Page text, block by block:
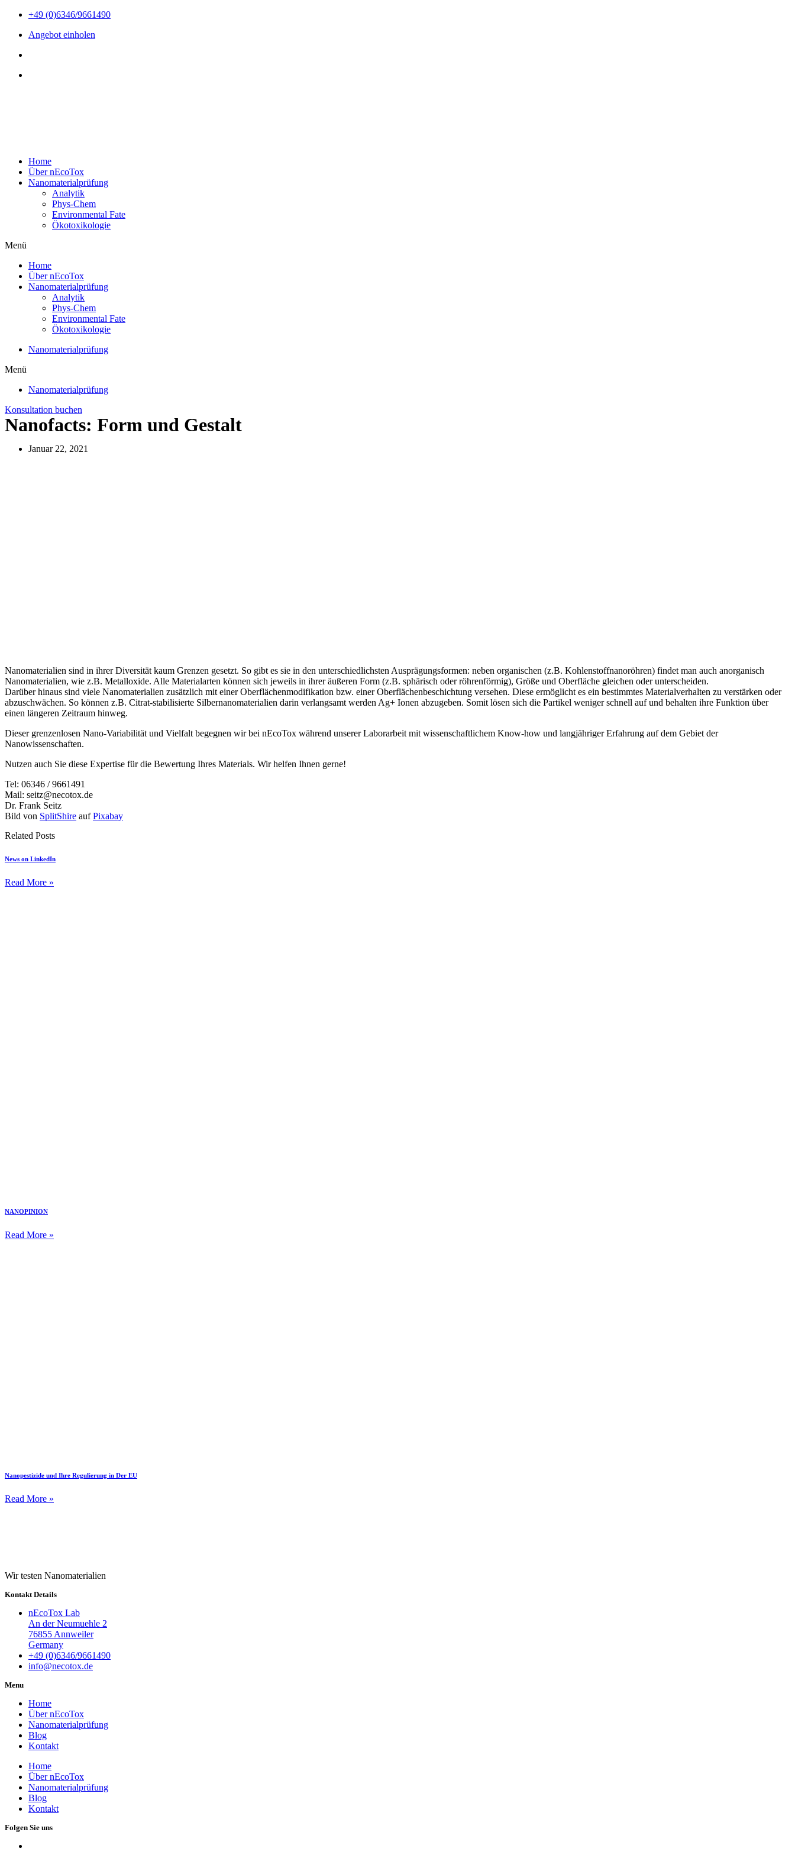
Zum
wechseln
+49 (0)6346/9661490
Angebot einholen
Home
Über nEcoTox
Nanomaterialprüfung
Analytik
Phys-Chem
Environmental Fate
Ökotoxikologie
Menü
Home
Über nEcoTox
Nanomaterialprüfung
Analytik
Phys-Chem
Environmental Fate
Ökotoxikologie
Nanomaterialprüfung
Menü
Nanomaterialprüfung
Konsultation buchen
Nanofacts: Form und Gestalt
Januar 22, 2021
Nanomaterialien sind in ihrer Diversität kaum Grenzen gesetzt. So gibt es sie in den unterschiedlichsten Ausprägungsformen: neben organischen (z.B. Kohlenstoffnanoröhren) findet man auch anorganisch
Nanomaterialien, wie z.B. Metalloxide. Alle Materialarten können sich jeweils in ihrer äußeren Form (z.B. sphärisch oder röhrenförmig), Größe und Oberfläche gleichen oder unterscheiden.
Darüber hinaus sind viele Nanomaterialien zusätzlich mit einer Oberflächenmodifikation bzw. einer Oberflächenbeschichtung versehen. Diese ermöglicht es ein bestimmtes Materialverhalten zu verstärken oder
abzuschwächen. So können z.B. Citrat-stabilisierte Silbernanomaterialien darin verlangsamt werden Ag+ Ionen abzugeben. Somit lösen sich die Partikel weniger schnell auf und behalten ihre Funktion über
einen längeren Zeitraum hinweg.
Dieser grenzenlosen Nano-Variabilität und Vielfalt begegnen wir bei nEcoTox während unserer Laborarbeit mit wissenschaftlichem Know-how und langjähriger Erfahrung auf dem Gebiet der
Nanowissenschaften.
Nutzen auch Sie diese Expertise für die Bewertung Ihres Materials. Wir helfen Ihnen gerne!
Tel: 06346 / 9661491
Mail: seitz@necotox.de
Dr. Frank Seitz
Bild von SplitShire aufPixabay
Related Posts
News on LinkedIn
Read More »
NANOPINION
Read More »
Nanopestizide und Ihre Regulierung in Der EU
Read More »
Wir testen Nanomaterialien
Kontakt Details
nEcoTox Lab
An der Neumuehle 2
76855 Annweiler
Germany
+49 (0)6346/9661490
info@necotox.de
Menu
Home
Über nEcoTox
Nanomaterialprüfung
Blog
Kontakt
Home
Über nEcoTox
Nanomaterialprüfung
Blog
Kontakt
Folgen Sie uns